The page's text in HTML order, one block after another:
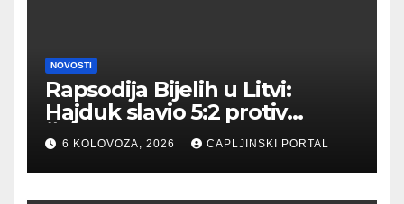
NOVOSTI
Rapsodija Bijelih u Litvi:
Hajduk slavio 5:2 protiv
Žalgirisa
6 KOLOVOZA, 2026 CAPLJINSKI PORTAL